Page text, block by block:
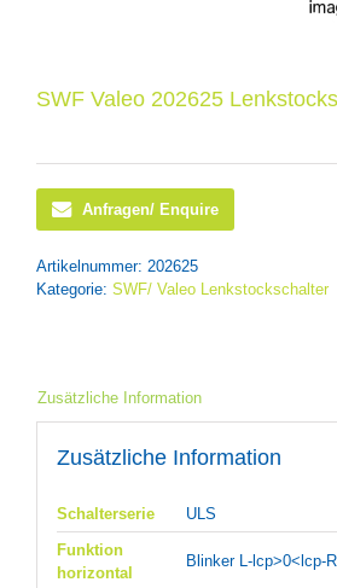
SWF Valeo 202625
Anfragen/ Enquire
Artikelnummer: 202625
Kategorie: SWF/ Valeo Lenkstockschalter
Zusätzliche Information
Zusätzliche Information
Schalterserie
ULS
Funktion
horizontal
Blinker L-lcp>0<lcp-R